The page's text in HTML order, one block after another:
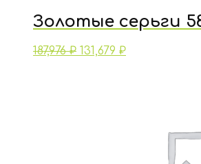
Золотые серьги
187,976₽ 131,679 ₽